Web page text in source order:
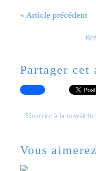
« Article précédent
Partager cet
S'inscrire à la
Vous